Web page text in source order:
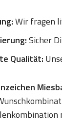
Wir fragen
Sicher
Qualität: